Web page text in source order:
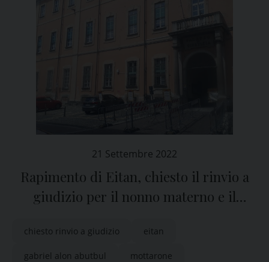
21 Settembre 2022
Rapimento di Eitan, chiesto il rinvio a
giudizio per il nonno materno e il
chiesto rinvio a giudizio eitan
gabriel alon abutbul mottarone